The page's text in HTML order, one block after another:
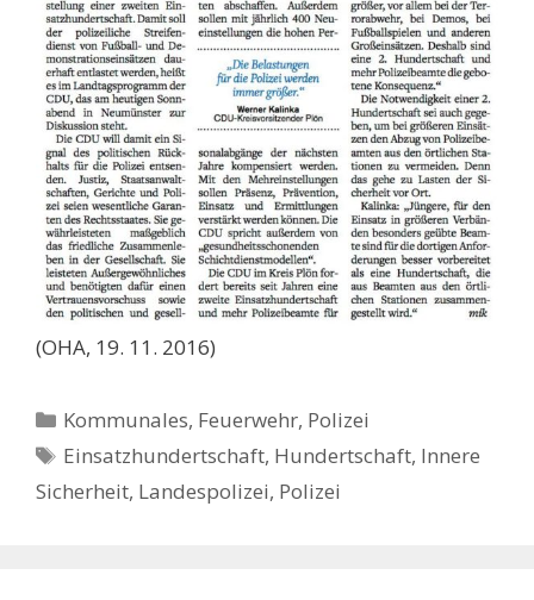
(OHA, 19. 11. 2016)
Kategorien
Kommunales, Feuerwehr, Polizei
Schlagwörter
Einsatzhundertschaft, Hundertschaft, Innere
Sicherheit, Landespolizei, Polizei